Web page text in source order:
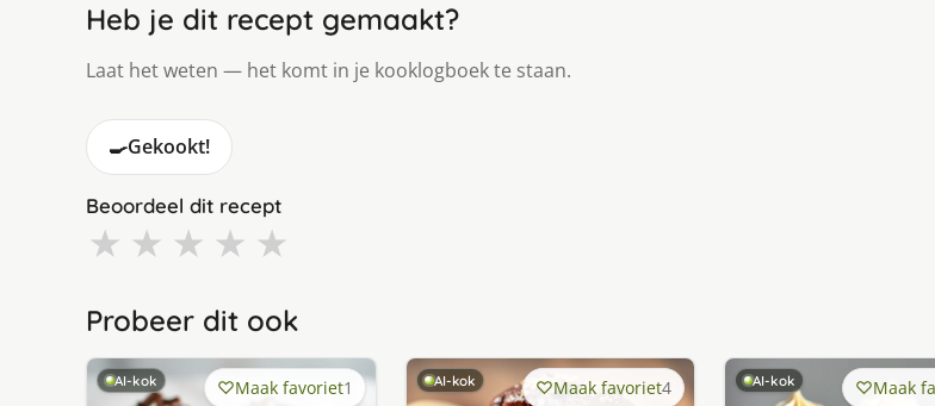
Heb je dit recept gemaakt?
Laat het weten — het komt in je kooklogboek te staan.
🍳Gekookt!
Beoordeel dit recept
★ ★ ★ ★ ★
Probeer dit ook
AI-kok Maak favoriet1 AI-kok Maak favoriet4 AI-kok Maak